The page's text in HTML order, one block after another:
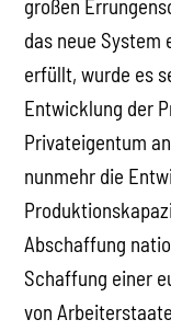
großen
das neue System
erfüllt, wurde es
Entwicklung der
Privateigentum
nunmehr die
Abschaffung
Schaffung einer
von